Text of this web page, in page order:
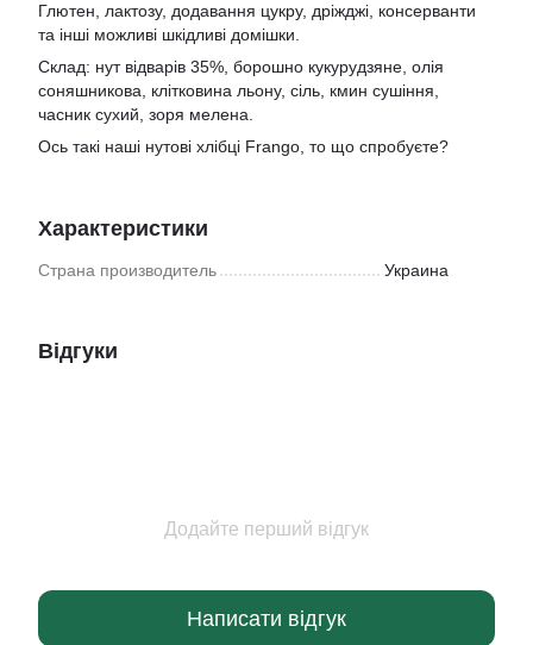
Глютен, лактозу, додавання цукру, дріжджі, консерванти
та інші можливі шкідливі домішки.
Склад: нут відварів 35%, борошно кукурудзяне, олія
соняшникова, клітковина льону, сіль, кмин сушіння,
часник сухий, зоря мелена.
Ось такі наші нутові хлібці Frango, то що спробуєте?
Характеристики
Страна производитель Украина
Відгуки
Додайте перший відгук
Написати відгук